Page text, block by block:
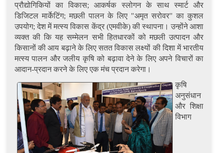
प्रौद्योगिकियों का विकास; आकर्षक स्लोगन के साथ स्मार्ट और
डिजिटल मार्केटिंग; मछली पालन के लिए "अमृत सरोवर" का कुशल
उपयोग; देश में मत्स्य विकास केंद्र (एमवीके) की स्थापना। उन्होंने आशा
व्यक्त की कि यह सम्मेलन सभी हितधारकों को मछली उत्पादन और
किसानों की आय बढ़ाने के लिए सतत विकास लक्ष्यों की दिशा में भारतीय
मत्स्य पालन और जलीय कृषि को बढ़ावा देने के लिए अपने विचारों का
आदान-प्रदान करने के लिए एक मंच प्रदान करेगा।
कृषि
अनुसंधान
और शिक्षा
विभाग